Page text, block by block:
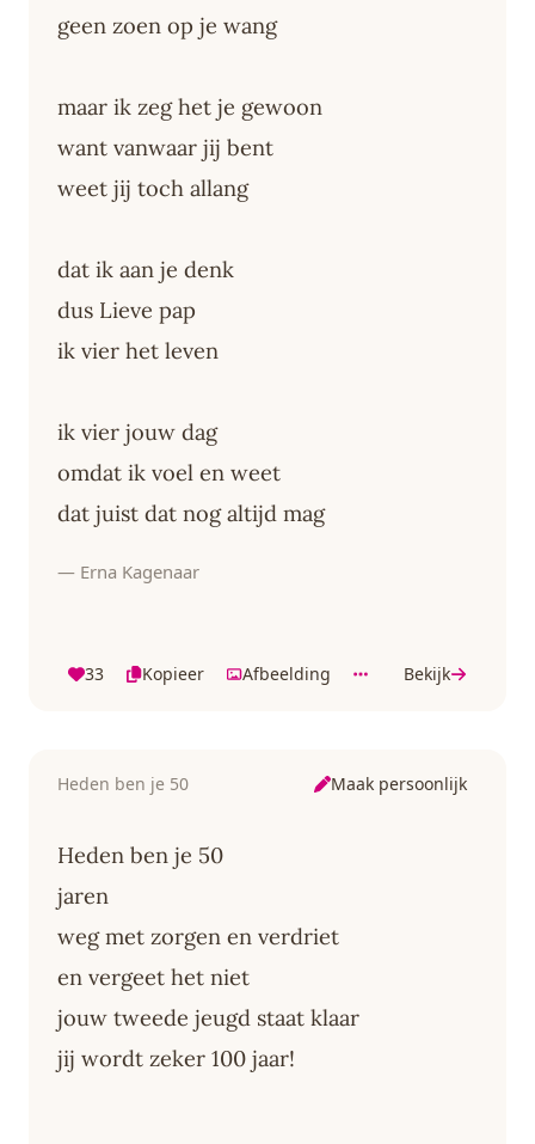
geen zoen op je wang
maar ik zeg het je gewoon
want vanwaar jij bent
weet jij toch allang
dat ik aan je denk
dus Lieve pap
ik vier het leven
ik vier jouw dag
omdat ik voel en weet
dat juist dat nog altijd mag
— Erna Kagenaar
33 Kopieer Afbeelding Bekijk
Heden ben je 50 Maak persoonlijk
Heden ben je 50
jaren
weg met zorgen en verdriet
en vergeet het niet
jouw tweede jeugd staat klaar
jij wordt zeker 100 jaar!